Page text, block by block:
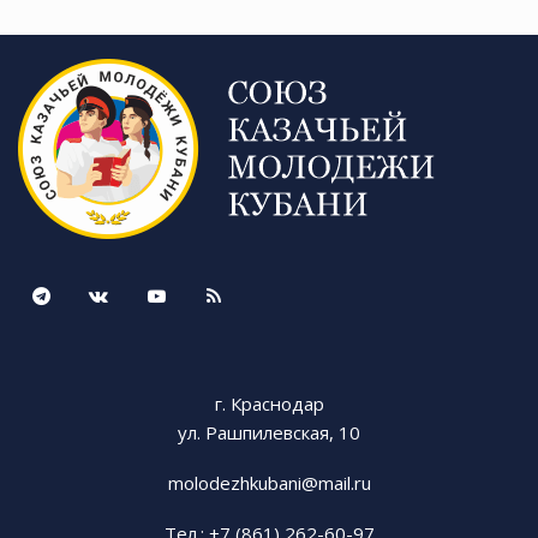
очень важного события и увидеть
преемственность старшего и младшего
поколений, ведь по площади ровными рядами
прошли и казаки, и студенты казачьих групп,
ученики казачьих классов и даже
воспитанники казачьего детского сада!
района
параде свою школу, район и даже казачий
отдел, становится очень волнительно. Но в
дисциплиной подавать пример другим, а
г. Краснодар
ул. Рашпилевская, 10
molodezhkubani@mail.ru
Тел.: +7 (861) 262-60-97